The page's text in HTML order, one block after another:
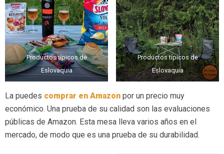
Productos típicos de
Eslovaquia
Productos típicos de
Eslovaquia
La puedes comprar en Amazon por un precio muy
económico. Una prueba de su calidad son las evaluaciones
públicas de Amazon. Esta mesa lleva varios años en el
mercado, de modo que es una prueba de su durabilidad.